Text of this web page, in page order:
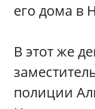
его дома в
В этот же
полиции